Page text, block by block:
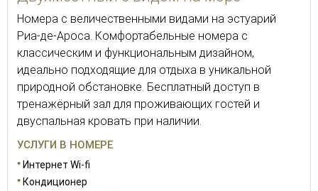
Номера с величественными видами на эстуарий
Риа-де-Ароса. Комфортабельные номера с
классическим и функциональным дизайном,
идеально подходящие для отдыха в уникальной
природной обстановке. Бесплатный доступ в
тренажёрный зал для проживающих гостей и
двуспальная кровать при наличии.
УСЛУГИ В НОМЕРЕ
Интернет Wi-fi
Кондиционер